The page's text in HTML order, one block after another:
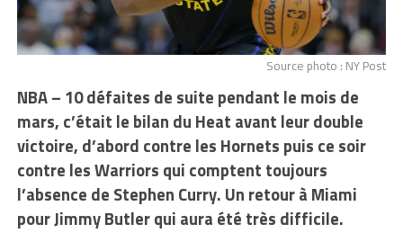
Source photo : NY Post
NBA – 10 défaites de suite pendant le mois de
mars, c’était le bilan du Heat avant leur double
victoire, d’abord contre les Hornets puis ce soir
contre les Warriors qui comptent toujours
l’absence de Stephen Curry. Un retour à Miami
pour Jimmy Butler qui aura été très difficile.